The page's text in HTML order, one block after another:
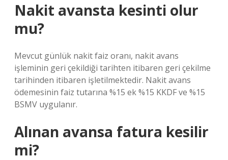
Nakit avansta kesinti olur
mu?
Mevcut günlük nakit faiz oranı, nakit avans
işleminin geri çekildiği tarihten itibaren geri çekilme
tarihinden itibaren işletilmektedir. Nakit avans
ödemesinin faiz tutarına %15 ek %15 KKDF ve %15
BSMV uygulanır.
Alınan avansa fatura kesilir
mi?